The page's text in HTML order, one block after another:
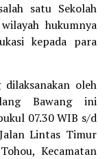
satu Sekolah
hukumnya
kepada para
oleh
Bawang ini
07.30 WIB s/d
Lintas Timur
Kecamatan